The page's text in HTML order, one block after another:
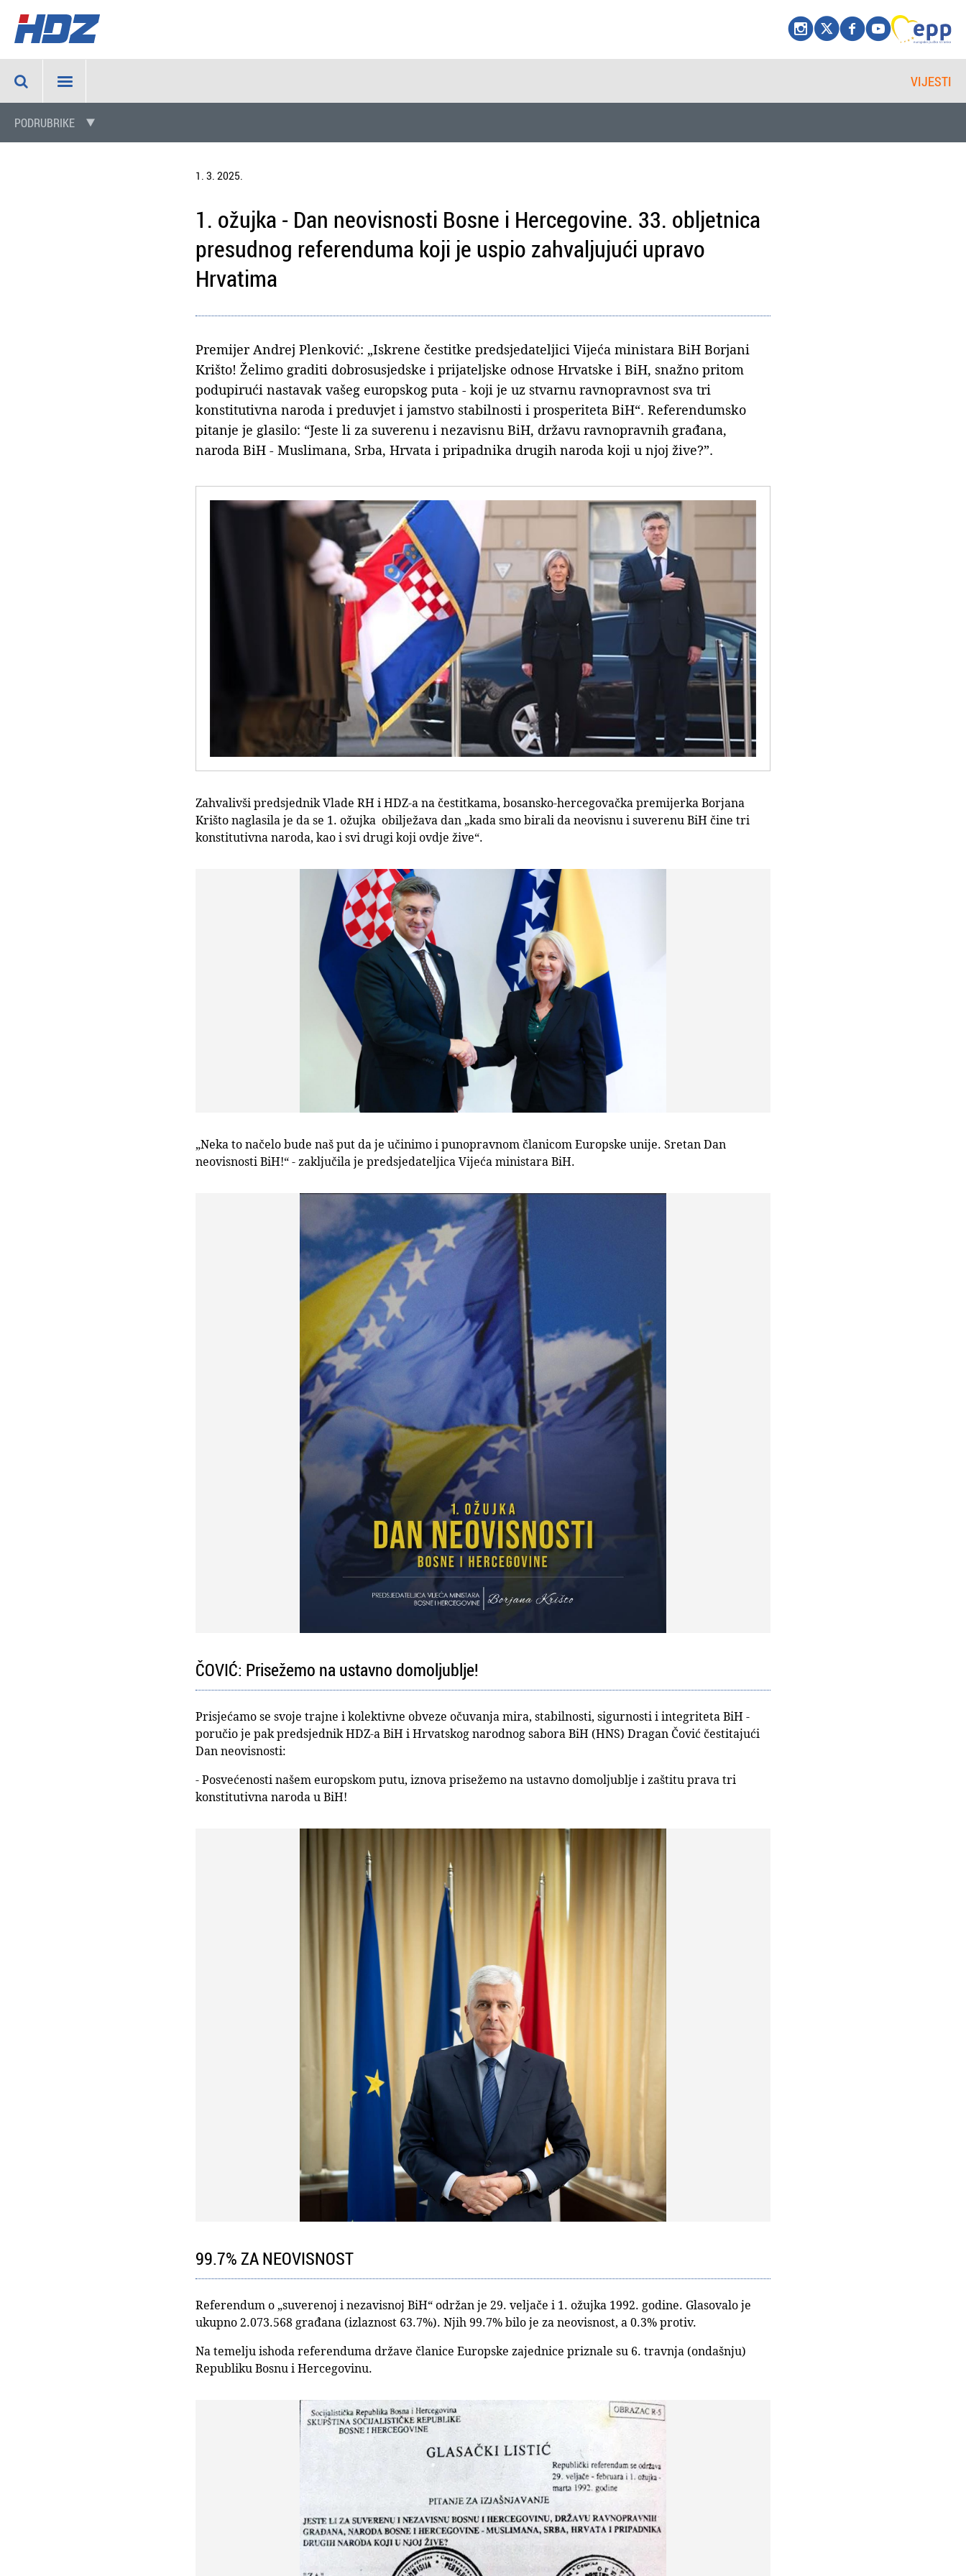
VIJESTI
PODRUBRIKE
1. 3. 2025.
1. ožujka - Dan neovisnosti Bosne i Hercegovine. 33. obljetnica
presudnog referenduma koji je uspio zahvaljujući upravo
Hrvatima
Premijer Andrej Plenković: „Iskrene čestitke predsjedateljici Vijeća ministara BiH Borjani
Krišto! Želimo graditi dobrosusjedske i prijateljske odnose Hrvatske i BiH, snažno pritom
podupirući nastavak vašeg europskog puta - koji je uz stvarnu ravnopravnost sva tri
konstitutivna naroda i preduvjet i jamstvo stabilnosti i prosperiteta BiH“. Referendumsko
pitanje je glasilo: “Jeste li za suverenu i nezavisnu BiH, državu ravnopravnih građana,
naroda BiH - Muslimana, Srba, Hrvata i pripadnika drugih naroda koji u njoj žive?”.
Zahvalivši predsjednik Vlade RH i HDZ-a na čestitkama, bosansko-hercegovačka premijerka Borjana
Krišto naglasila je da se 1. ožujka obilježava dan „kada smo birali da neovisnu i suverenu BiH čine tri
konstitutivna naroda, kao i svi drugi koji ovdje žive“.
„Neka to načelo bude naš put da je učinimo i punopravnom članicom Europske unije. Sretan Dan
neovisnosti BiH!“ - zaključila je predsjedateljica Vijeća ministara BiH.
ČOVIĆ: Prisežemo na ustavno domoljublje!
Prisjećamo se svoje trajne i kolektivne obveze očuvanja mira, stabilnosti, sigurnosti i integriteta BiH -
poručio je pak predsjednik HDZ-a BiH i Hrvatskog narodnog sabora BiH (HNS) Dragan Čović čestitajući
Dan neovisnosti:
- Posvećenosti našem europskom putu, iznova prisežemo na ustavno domoljublje i zaštitu prava tri
konstitutivna naroda u BiH!
99.7% ZA NEOVISNOST
Referendum o „suverenoj i nezavisnoj BiH“ održan je 29. veljače i 1. ožujka 1992. godine. Glasovalo je
ukupno 2.073.568 građana (izlaznost 63.7%). Njih 99.7% bilo je za neovisnost, a 0.3% protiv.
Na temelju ishoda referenduma države članice Europske zajednice priznale su 6. travnja (ondašnju)
Republiku Bosnu i Hercegovinu.